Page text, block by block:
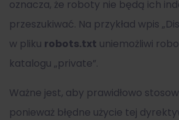
oznacza, że roboty nie będą ich
przeszukiwać. Na przykład wpis
w pliku robots.txt uniemożliwi
katalogu „private”.
Ważne jest, aby prawidłowo
ponieważ błędne użycie tej